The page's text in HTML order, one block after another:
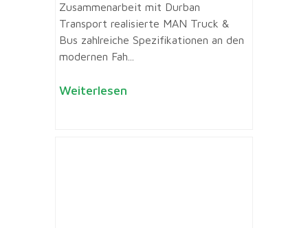
Zusammenarbeit mit Durban
Transport realisierte MAN Truck &
Bus zahlreiche Spezifikationen an den
modernen Fah...
Weiterlesen